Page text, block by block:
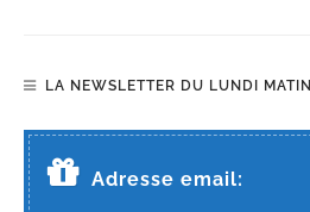
LA NEWSLETTER DU LUNDI MATIN
Adresse email: